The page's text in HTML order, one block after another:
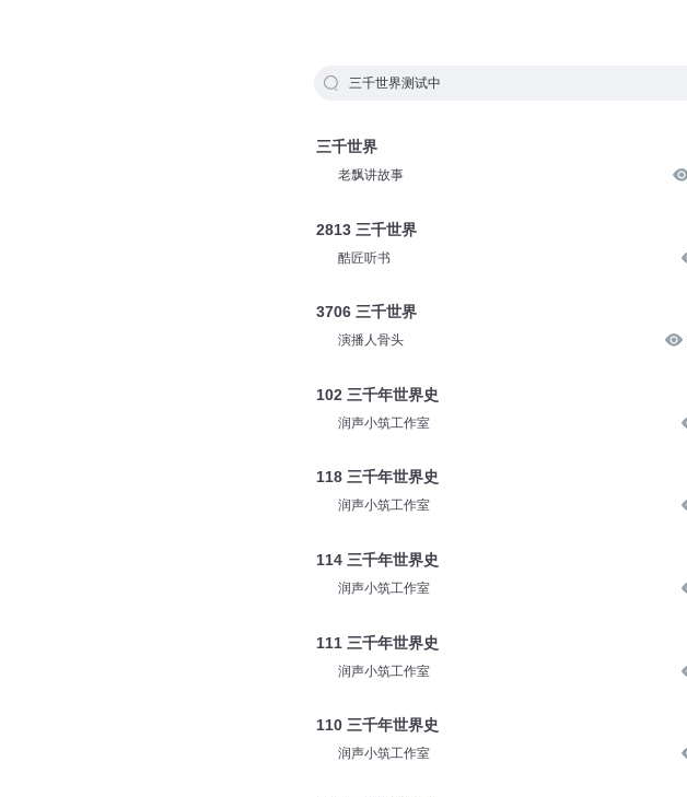
三千世界测试中
三千世界
老飘讲故事
2813 三千世界
酷匠听书
3706 三千世界
演播人骨头
102 三千年世界史
润声小筑工作室
118 三千年世界史
润声小筑工作室
114 三千年世界史
润声小筑工作室
111 三千年世界史
润声小筑工作室
110 三千年世界史
润声小筑工作室